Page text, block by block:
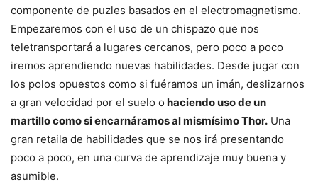
componente de puzles basados en el electromagnetismo.
Empezaremos con el uso de un chispazo que nos
teletransportará a lugares cercanos, pero poco a poco
iremos aprendiendo nuevas habilidades. Desde jugar con
los polos opuestos como si fuéramos un imán, deslizarnos
a gran velocidad por el suelo o haciendo uso de un
martillo como si encarnáramos al mismísimo Thor. Una
gran retaila de habilidades que se nos irá presentando
poco a poco, en una curva de aprendizaje muy buena y
asumible.